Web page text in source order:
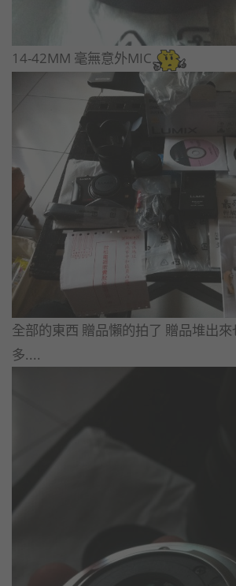
14-42MM 毫無意外MIC
全部的東西 贈品懶的拍了 贈品堆出
多....